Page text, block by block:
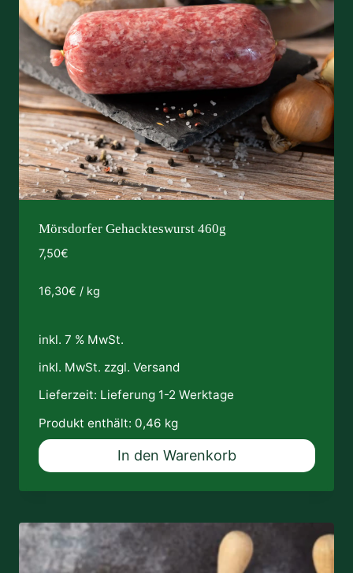
Mörsdorfer Gehackteswurst 460g
7,50€
16,30€ / kg
inkl. 7 % MwSt.
inkl. MwSt. zzgl. Versand
Lieferzeit: Lieferung 1-2 Werktage
Produkt enthält: 0,46 kg
In den Warenkorb